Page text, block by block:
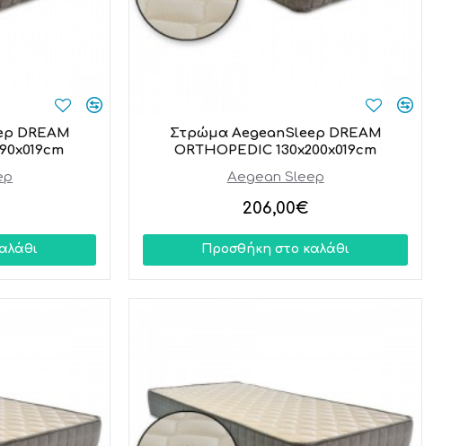
DREAM
Aegean Sleep
Στρώμα AegeanSleep DREAM
ORTHOPEDIC 130x200x019cm
206,00€
Προσθήκη στο καλάθι